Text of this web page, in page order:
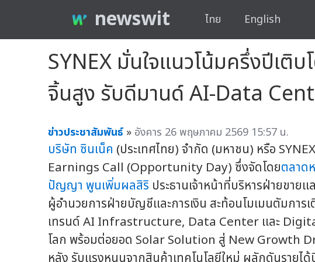
newswit ไทย English
SYNEX มั่นใจแนวโน้มครึ่งปีเติ
จิ้นสูง รับดีมานด์ AI-Data
ข่าวประชาสัมพันธ์ » อังคาร 26 พฤษภาคม 2569 15:57 น.
บริษัท ซินเน็ค (ประเทศไทย) จำกัด (มหาชน) หรือ
Earnings Call (Opportunity Day) ซึ่งจัดโดยตลาด
ปัญญา พูนเพิ่มผลสิริ ประธานเจ้าหน้าที่บริหารฝ่ายขาย
ผู้อำนวยการฝ่ายบัญชีและการเงิน สะท้อนโมเมนตัมการ
เทรนด์ AI Infrastructure, Data Center และ
โลก พร้อมต่อยอด Solar Solution สู่ New Growth
หลัง รับแรงหนุนจากสินค้าเทคโนโลยีใหม่ ผลักดันรายไ